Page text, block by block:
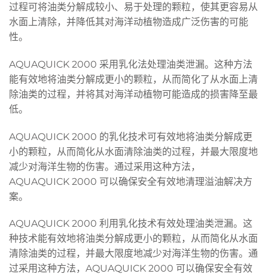
过程可将油类分解成较小、易于处理的颗粒，使其更容易从
水面上清除，并降低其对海洋动植物造成广泛伤害的可能
性。
AQUAQUICK 2000 采用乳化法处理油类泄漏。这种方法
能有效地将油类分解成更小的颗粒，从而简化了从水面上清
除油类的过程，并将其对海洋动植物可能造成的损害降至最
低。
AQUAQUICK 2000 的乳化技术可有效地将油类分解成更
小的颗粒，从而简化从水面清除油类的过程，并最大限度地
减少对海洋生物的伤害。通过采用这种方法，
AQUAQUICK 2000 可以确保安全有效地清理溢油解决方
案。
AQUAQUICK 2000 利用乳化技术有效处理油类泄漏。这
种技术能有效地将油类分解成更小的颗粒，从而简化从水面
清除油类的过程，并最大限度地减少对海洋生物的伤害。通
过采用这种方法，AQUAQUICK 2000 可以确保安全有效